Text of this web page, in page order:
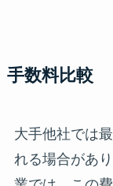
手数料比較
大手他社では
れる場合があ